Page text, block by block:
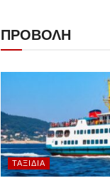
ΠΡΟΒΟΛΗ
ΤΑΞΊΔΙΑ